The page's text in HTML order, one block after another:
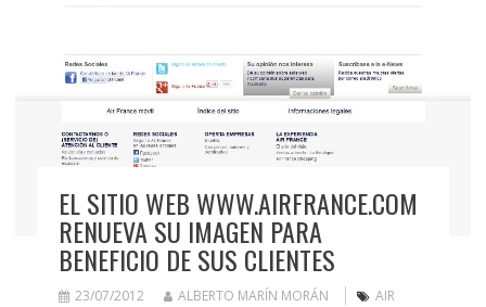
EL SITIO WEB WWW.AIRFRANCE.COM
RENUEVA SU IMAGEN PARA
BENEFICIO DE SUS CLIENTES
23/07/2012 ALBERTO MARÍN MORÁN
AIR